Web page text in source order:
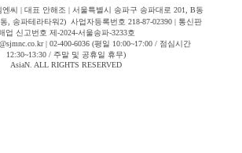
씨 | 대표 안해조 | 서울특별시 송파구 송파대로 201, B동
, 송파테라타워2) 사업자등록번호 218-87-02390 | 통신판
업 신고번호 제-2024-서울송파-3233호
| 02-400-6036 (평일 10:00~17:00 / 점심시간
12:30~13:30 / 주말 및 공휴일 휴무)
AsiaN. ALL RIGHTS RESERVED